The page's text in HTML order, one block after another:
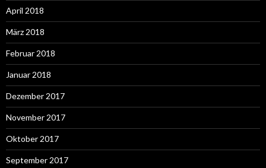
April 2018
März 2018
Februar 2018
Januar 2018
Dezember 2017
November 2017
Oktober 2017
September 2017